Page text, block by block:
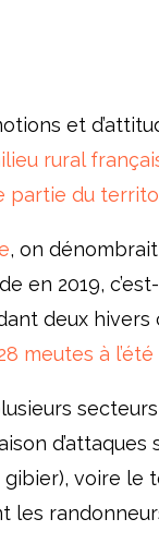
et
rural
partie du
, on
en 2019,
deux hivers
meutes à l’été
d’attaques
voire le
les